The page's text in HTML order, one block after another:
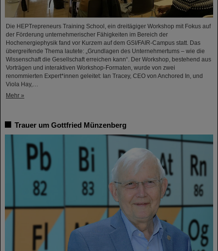
Die HEPTrepreneurs Training School, ein dreitägiger Workshop mit Fokus auf
der Förderung unternehmerischer Fähigkeiten im Bereich der
Hochenergiephysik fand vor Kurzem auf dem GSI/FAIR-Campus statt. Das
übergreifende Thema lautete: „Grundlagen des Unternehmertums – wie die
Wissenschaft die Gesellschaft erreichen kann“. Der Workshop, bestehend aus
Vorträgen und interaktiven Workshop-Formaten, wurde von zwei
renommierten Expert*innen geleitet: Ian Tracey, CEO von Anchored In, und
Viola Hay,…
Mehr »
Trauer um Gottfried Münzenberg